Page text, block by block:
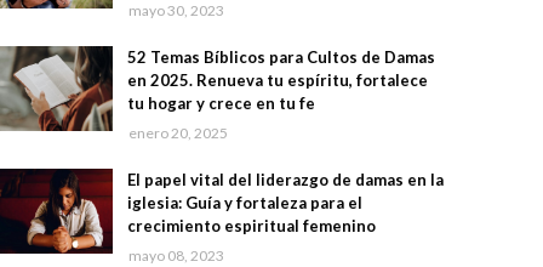
mayo 30, 2023
52 Temas Bíblicos para Cultos de Damas
en 2025. Renueva tu espíritu, fortalece
tu hogar y crece en tu fe
enero 20, 2025
El papel vital del liderazgo de damas en la
iglesia: Guía y fortaleza para el
crecimiento espiritual femenino
mayo 08, 2023